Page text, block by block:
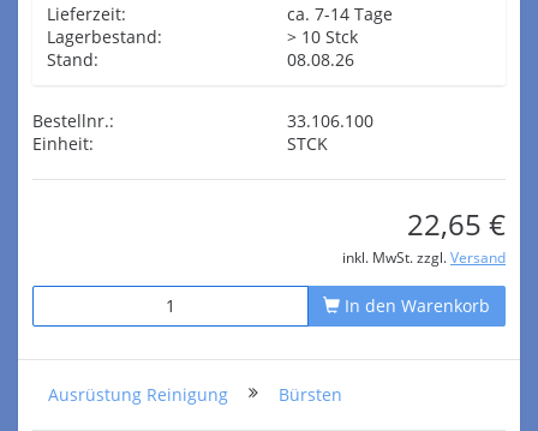
Lieferzeit:
ca. 7-14 Tage
Lagerbestand:
> 10 Stck
Stand:
08.08.26
Bestellnr.:
33.106.100
Einheit:
STCK
22,65 €
inkl. MwSt. zzgl. Versand
In den Warenkorb
Ausrüstung Reinigung Bürsten